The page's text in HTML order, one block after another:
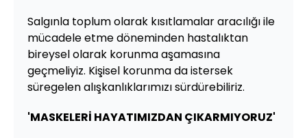
Salgınla toplum olarak kısıtlamalar aracılığı ile
mücadele etme döneminden hastalıktan
bireysel olarak korunma aşamasına
geçmeliyiz. Kişisel korunma da istersek
süregelen alışkanlıklarımızı sürdürebiliriz.
'MASKELERİ HAYATIMIZDAN ÇIKARMIYORUZ'